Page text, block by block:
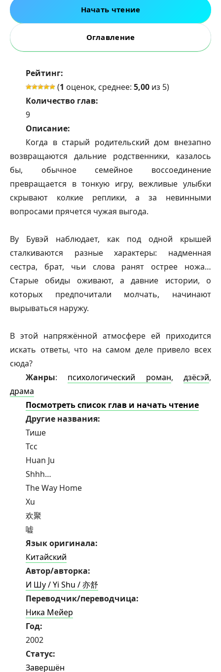
Начать чтение
Оглавление
Рейтинг:
(1 оценок, среднее: 5,00 из 5)
Количество глав:
9
Описание:
Когда в старый родительский дом внезапно
возвращаются дальние родственники, казалось
бы, обычное семейное воссоединение
превращается в тонкую игру, вежливые улыбки
скрывают колкие реплики, а за невинными
вопросами прячется чужая выгода.
Ву Бувэй наблюдает, как под одной крышей
сталкиваются разные характеры: надменная
сестра, брат, чьи слова ранят острее ножа…
Старые обиды оживают, а давние истории, о
которых предпочитали молчать, начинают
вырываться наружу.
В этой напряжённой атмосфере ей приходится
искать ответы, что на самом деле привело всех
сюда?
Жанры: психологический роман,дзёсэй,
драма
Посмотреть список глав и начать чтение
Другие названия:
Тише
Тсс
Huan Ju
Shhh…
The Way Home
Xu
欢聚
嘘
Язык оригинала:
Китайский
Автор/авторка:
И Шу / Yi Shu / 亦舒
Переводчик/переводчица:
Ника Мейер
Год:
2002
Статус:
Завершён